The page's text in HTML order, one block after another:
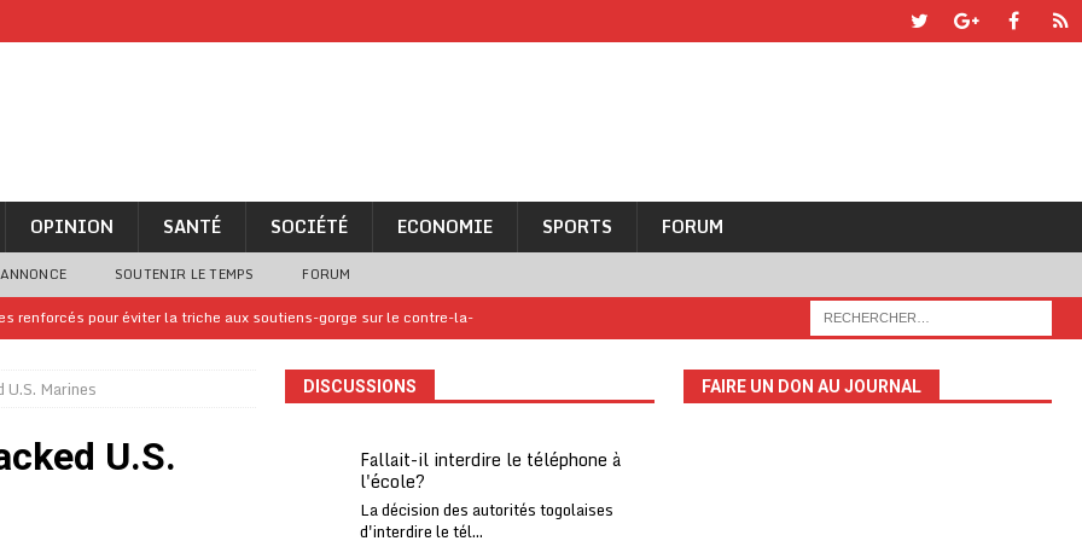
OPINION SANTÉ SOCIÉTÉ ECONOMIE SPORTS FORUM
SOUTENIR LE TEMPS FORUM
confirme sa présence à la fête nationale
A LA UNE
billet de loterie gagnant que son propriétaire avait envoyé à un proche
Oti-Sud enregistre 99% de couverture
Marines
U.S.
DISCUSSIONS
Fallait-il interdire le téléphone à
l'école?
La décision des autorités togolaises
d'interdire le tél...
FAIRE UN DON AU JOURNAL